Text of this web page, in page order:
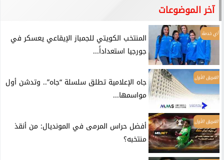
آخر الموضوعات
أي خدمة
المنتخب الكويتي للجمباز الإيقاعي يعسكر في
جورجيا استعداداً...
الفريق الأول
جاه الإعلامية تطلق سلسلة “جاه”.. وتدشن أول
مواسمها...
الفريق الأول
أفضل حراس المرمى في المونديال: من أنقذ
منتخبه؟